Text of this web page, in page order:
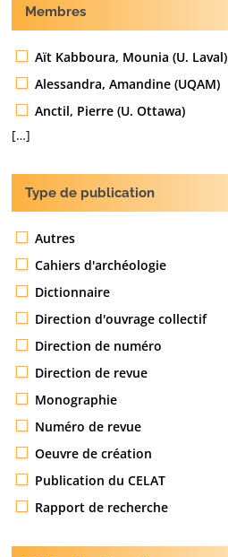
Membres
Aït Kabboura, Mounia (U. Laval)
Alessandra, Amandine (UQAM)
Anctil, Pierre (U. Ottawa)
[…]
Type de publication
Autres
Cahiers d'archéologie
Dictionnaire
Direction d'ouvrage collectif
Direction de numéro
Direction de revue
Monographie
Numéro de revue
Oeuvre de création
Publication du CELAT
Rapport de recherche